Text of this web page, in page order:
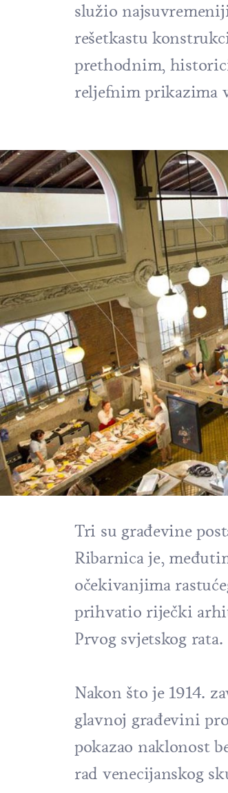
služio
rešetkastu
prethodnim,
reljefnim prikazima
Tri su građevine
Ribarnica je,
očekivanjima
prihvatio riječki
Prvog svjetskog rata.
Nakon što je 1914.
glavnoj građevini
pokazao naklonost
rad venecijanskog